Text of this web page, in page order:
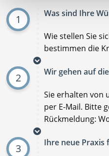
1 Was sind Ihre
Wie stellen Sie
bestimmen die
2 Wir gehen auf
Sie erhalten von
per E-Mail. Bitte
Rückmeldung:
3 Ihre neue Praxis